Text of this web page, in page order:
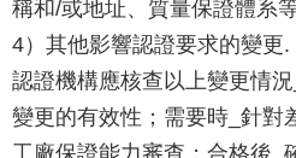
稱和/或地址、質量保證體系
4）其他影響認證要求的變更.
認證機構應核查以上變更情
變更的有效性；需要時_針對
工廠保證能力審查；合格後_